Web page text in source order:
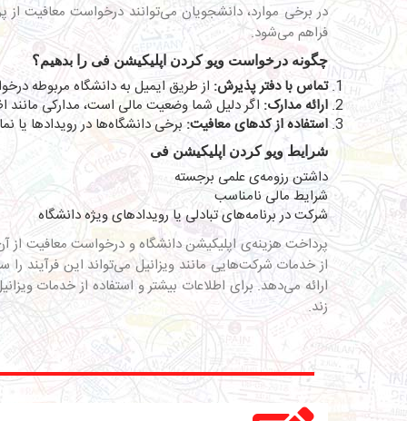
فراهم می‌شود.
چگونه درخواست ویو کردن اپلیکیشن فی را بدهیم؟
تماس با دفتر پذیرش: از طریق ایمیل به دانشگاه مربوطه
ارائه مدارک: اگر دلیل شما وضعیت مالی است، مدارکی مانند
استفاده از کدهای معافیت: برخی دانشگاه‌ها در رویدادها
شرایط ویو کردن اپلیکیشن فی
داشتن رزومه‌ی علمی برجسته
شرایط مالی نامناسب
شرکت در برنامه‌های تبادلی یا رویدادهای ویژه دانشگاه
پرداخت هزینه‌ی اپلیکیشن دانشگاه و درخواست معافیت از
از خدمات شرکت‌هایی مانند ویزانیل می‌تواند این فرآیند
ارائه می‌دهد. برای اطلاعات بیشتر و استفاده از خدمات
زند.